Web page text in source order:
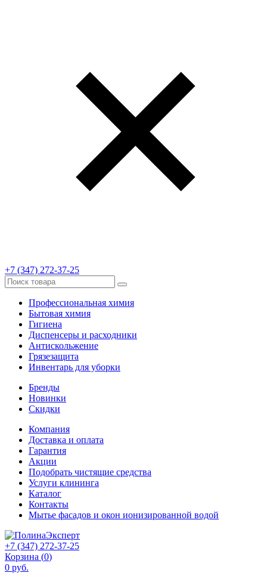
+7 (347) 272-37-25
Профессиональная химия
Бытовая химия
Гигиена
Диспенсеры и расходники
Антискольжение
Грязезащита
Инвентарь для уборки
Бренды
Новинки
Скидки
Компания
Доставка и оплата
Гарантия
Акции
Подобрать чистящие средства
Услуги клининга
Каталог
Контакты
Мытье фасадов и окон ионизированной водой
+7 (347) 272-37-25
Корзина (0)
0 руб.